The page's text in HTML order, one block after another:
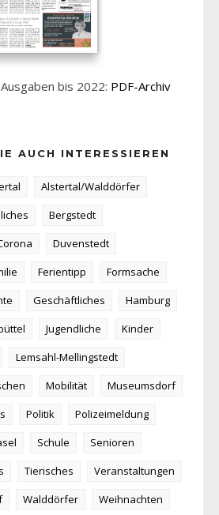
bis 2022: PDF-Archiv
AUCH INTERESSIEREN
Alstertal/Walddörfer
Bergstedt
Duvenstedt
Ferientipp
Formsache
Geschäftliches
Hamburg
Jugendliche
Kinder
Lemsahl-Mellingstedt
Mobilität
Museumsdorf
Politik
Polizeimeldung
Schule
Senioren
Tierisches
Veranstaltungen
Walddörfer
Weihnachten